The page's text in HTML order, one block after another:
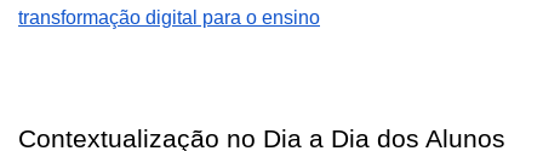
transformação digital para o ensino
Contextualização no Dia a Dia dos Alunos